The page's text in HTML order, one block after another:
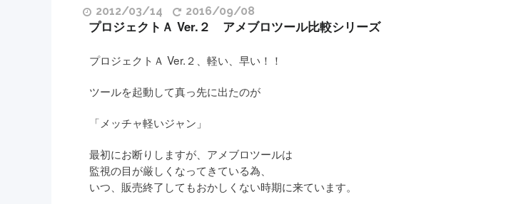
2012/03/14 2016/09/08
プロジェクトＡ Ver.２ アメブロツール比較シリーズ
プロジェクトＡ Ver.２、軽い、早い！！
ツールを起動して真っ先に出たのが
「メッチャ軽いジャン」
最初にお断りしますが、アメブロツールは
監視の目が厳しくなってきている為、
いつ、販売終了してもおかしくない時期に来ています。